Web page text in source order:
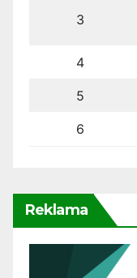
3
4
5
6
Reklama